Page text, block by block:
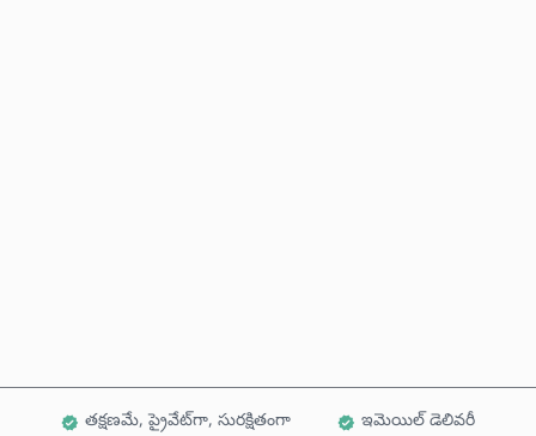
తక్షణమే, ప్రైవేట్‌గా, సురక్షితంగా ఇమెయిల్ డెలివరీ